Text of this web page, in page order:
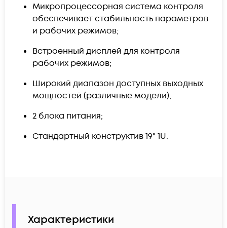
Микропроцессорная система контроля
обеспечивает стабильность параметров
и рабочих режимов;
Встроенный дисплей для контроля
рабочих режимов;
Широкий диапазон доступных выходных
мощностей (различные модели);
2 блока питания;
Стандартный конструктив 19" 1U.
Характеристики